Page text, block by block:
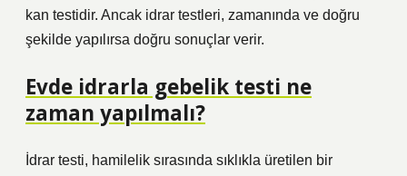
kan testidir. Ancak idrar testleri, zamanında ve doğru
şekilde yapılırsa doğru sonuçlar verir.
Evde idrarla gebelik testi ne
zaman yapılmalı?
İdrar testi, hamilelik sırasında sıklıkla üretilen bir